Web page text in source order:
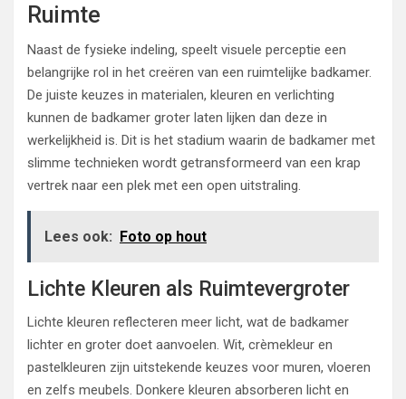
Ruimte
Naast de fysieke indeling, speelt visuele perceptie een
belangrijke rol in het creëren van een ruimtelijke badkamer.
De juiste keuzes in materialen, kleuren en verlichting
kunnen de badkamer groter laten lijken dan deze in
werkelijkheid is. Dit is het stadium waarin de badkamer met
slimme technieken wordt getransformeerd van een krap
vertrek naar een plek met een open uitstraling.
Lees ook: Foto op hout
Lichte Kleuren als Ruimtevergroter
Lichte kleuren reflecteren meer licht, wat de badkamer
lichter en groter doet aanvoelen. Wit, crèmekleur en
pastelkleuren zijn uitstekende keuzes voor muren, vloeren
en zelfs meubels. Donkere kleuren absorberen licht en